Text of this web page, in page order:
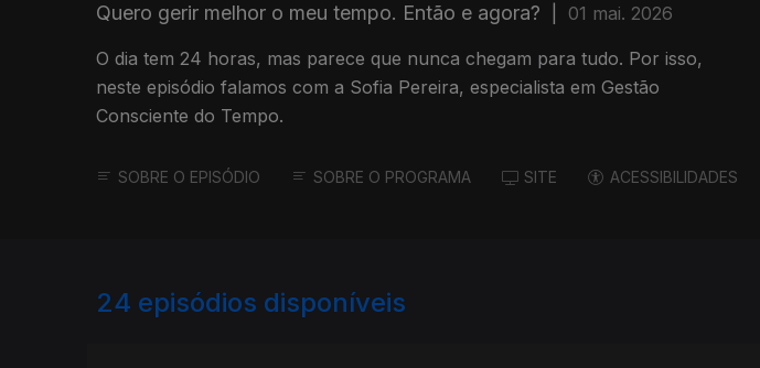
Quero gerir melhor o meu tempo. Então e agora? 01 mai. 2026
O dia tem 24 horas, mas parece que nunca chegam para tudo. Por isso,
neste episódio falamos com a Sofia Pereira, especialista em Gestão
Consciente do Tempo.
SOBRE O EPISÓDIO SOBRE O PROGRAMA SITE ACESSIBILIDADES
24 episódios disponíveis